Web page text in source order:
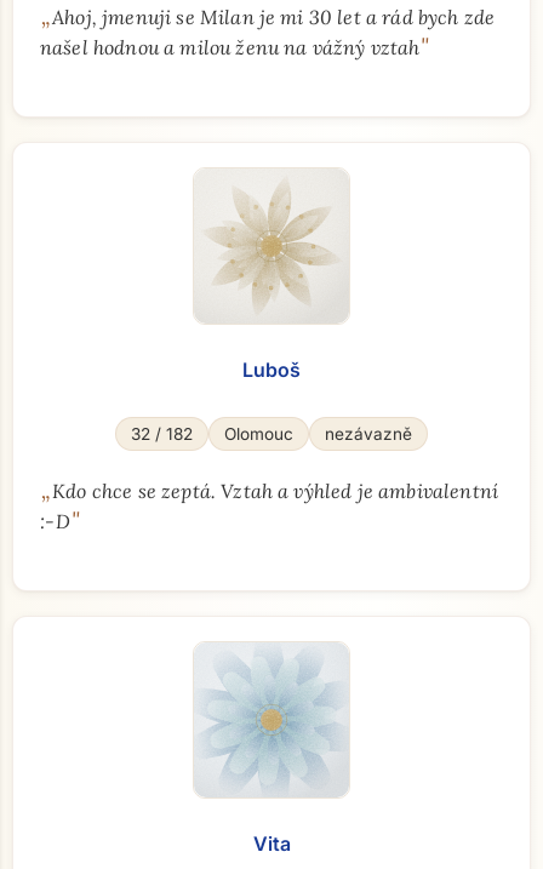
„Ahoj, jmenuji se Milan je mi 30 let a rád bych zde
našel hodnou a milou ženu na vážný vztah"
Luboš
32 / 182 Olomouc nezávazně
„Kdo chce se zeptá. Vztah a výhled je ambivalentní
:⁠-⁠D"
Vita